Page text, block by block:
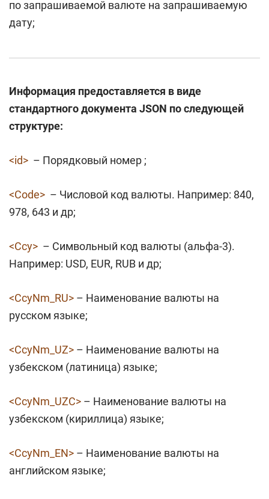
по запрашиваемой валюте на запрашиваемую
дату;
Информация предоставляется в виде
стандартного документа JSON по следующей
структуре:
<id> – Порядковый номер ;
<Code> – Числовой код валюты. Например: 840,
978, 643 и др;
<Ccy> – Символьный код валюты (альфа-3).
Например: USD, EUR, RUB и др;
<CcyNm_RU> – Наименование валюты на
русском языке;
<CcyNm_UZ> – Наименование валюты на
узбекском (латиница) языке;
<CcyNm_UZC> – Наименование валюты на
узбекском (кириллица) языке;
<CcyNm_EN> – Наименование валюты на
английском языке;